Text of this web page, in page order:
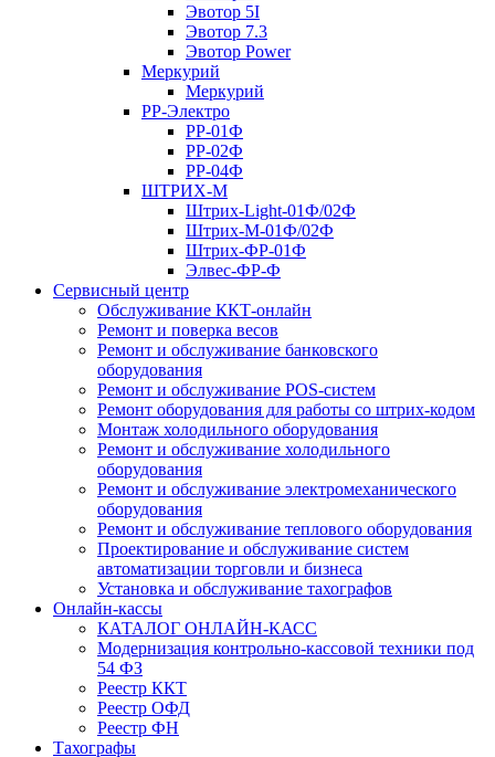
Эвотор 5I
Эвотор 7.3
Эвотор Power
Меркурий
Меркурий
РР-Электро
РР-01Ф
РР-02Ф
РР-04Ф
ШТРИХ-М
Штрих-Light-01Ф/02Ф
Штрих-М-01Ф/02Ф
Штрих-ФР-01Ф
Элвес-ФР-Ф
Сервисный центр
Обслуживание ККТ-онлайн
Ремонт и поверка весов
Ремонт и обслуживание банковского
оборудования
Ремонт и обслуживание POS-систем
Ремонт оборудования для работы со штрих-кодом
Монтаж холодильного оборудования
Ремонт и обслуживание холодильного
оборудования
Ремонт и обслуживание электромеханического
оборудования
Ремонт и обслуживание теплового оборудования
Проектирование и обслуживание систем
автоматизации торговли и бизнеса
Установка и обслуживание тахографов
Онлайн-кассы
КАТАЛОГ ОНЛАЙН-КАСС
Модернизация контрольно-кассовой техники под
54 ФЗ
Реестр ККТ
Реестр ОФД
Реестр ФН
Тахографы